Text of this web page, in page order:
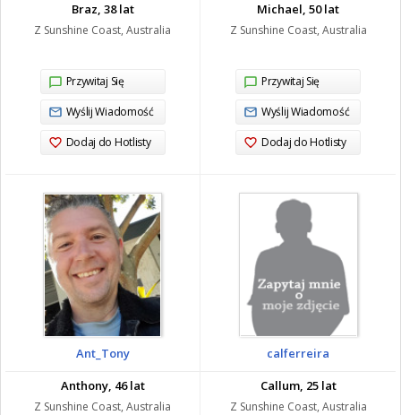
Braz, 38 lat
Z Sunshine Coast, Australia
Przywitaj Się
Wyślij Wiadomość
Dodaj do Hotlisty
Michael, 50 lat
Z Sunshine Coast, Australia
Przywitaj Się
Wyślij Wiadomość
Dodaj do Hotlisty
Ant_Tony
Anthony, 46 lat
Z Sunshine Coast, Australia
calferreira
Callum, 25 lat
Z Sunshine Coast, Australia